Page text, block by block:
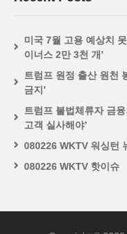
미국 7월 고용 예상치
이너스 2만 3천 개’
트럼프 원정 출산 원천
금지’
트럼프 불법체류자 금
고객 실사해야’
080226 WKTV 워싱턴
080226 WKTV 핫이슈